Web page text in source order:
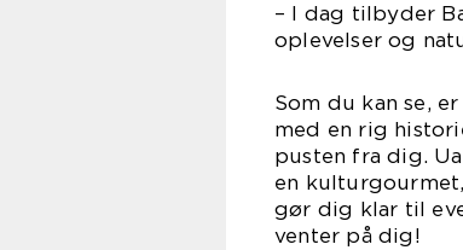
– I dag tilbyder
oplevelser og
Som du kan se,
med en rig
pusten fra dig.
en
gør dig klar til
venter på dig!